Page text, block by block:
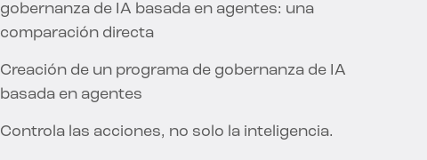
gobernanza de IA basada en agentes: una
comparación directa
Creación de un programa de gobernanza de IA
basada en agentes
Controla las acciones, no solo la inteligencia.